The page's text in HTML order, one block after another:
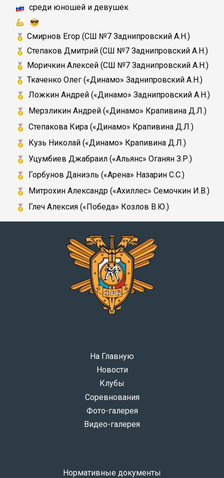
среди юношей и девушек
Смирнов Егор (СШ №7 Заднипровский А.Н.)
Степаков Дмитрий (СШ №7 Заднипровский А.Н.)
Моричкин Алексей (СШ №7 Заднипровский А.Н.)
Ткаченко Олег («Динамо» Заднипровский А.Н.)
Ложкин Андрей («Динамо» Заднипровский А.Н.)
Мерзликин Андрей («Динамо» Крапивина Д.Л.)
Степакова Кира («Динамо» Крапивина Д.Л.)
Кузь Николай («Динамо» Крапивина Д.Л.)
Уцумбиев Джабраил («Альянс» Оганян З.Р.)
Горбунов Даниэль («Арена» Назарин С.С.)
Митрохин Александр («Ахиллес» Семочкин И.В.)
Глеч Алексия («Победа» Козлов В.Ю.)
На Главную
Новости
Клубы
Соревнования
Фото-галерея
Видео-галерея
Нормативные документы